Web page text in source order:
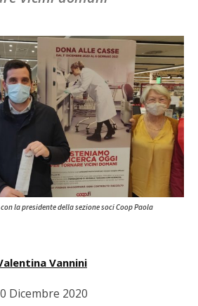
la presidente della sezione soci Coop Paola
Vannini
Dicembre 2020